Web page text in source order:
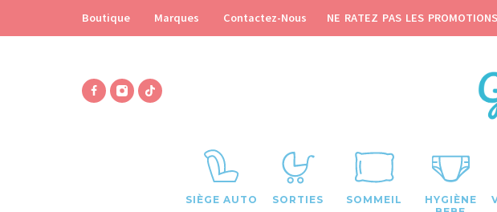
Boutique Marques Contactez-Nous NE RATEZ PAS LES
SIÈGE AUTO SORTIES SOMMEIL
HYGIÈNE